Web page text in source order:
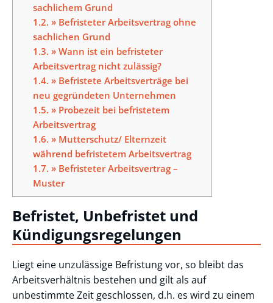
sachlichem Grund
1.2. » Befristeter Arbeitsvertrag ohne
sachlichen Grund
1.3. » Wann ist ein befristeter
Arbeitsvertrag nicht zulässig?
1.4. » Befristete Arbeitsverträge bei
neu gegründeten Unternehmen
1.5. » Probezeit bei befristetem
Arbeitsvertrag
1.6. » Mutterschutz/ Elternzeit
während befristetem Arbeitsvertrag
1.7. » Befristeter Arbeitsvertrag –
Muster
Befristet, Unbefristet und
Kündigungsregelungen
Liegt eine unzulässige Befristung vor, so bleibt das
Arbeitsverhältnis bestehen und gilt als auf
unbestimmte Zeit geschlossen, d.h. es wird zu einem